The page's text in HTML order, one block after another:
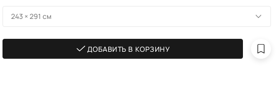
243 × 291 см
ДОБАВИТЬ В КОРЗИНУ